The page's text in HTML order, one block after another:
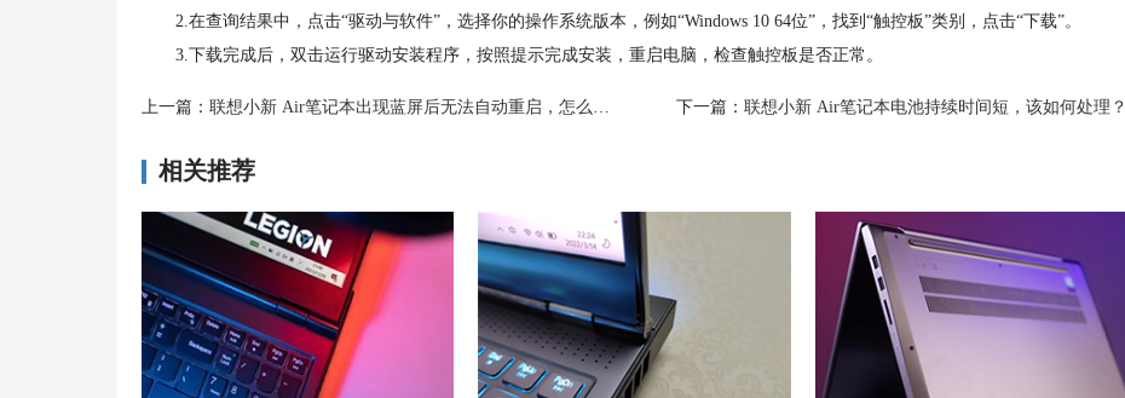
2.在查询结果中，点击“驱动与软件”，选择你的操作系统版本，例如“Windows 10 64位”，找到“触控板”类别，点击“下载”。
3.下载完成后，双击运行驱动安装程序，按照提示完成安装，重启电脑，检查触控板是否正常。
上一篇： 联想小新 Air笔记本出现蓝屏后无法自动重启，怎么办？ 下一篇： 联想小新 Air笔记本电池持续时间短，该如何处理？
相关推荐